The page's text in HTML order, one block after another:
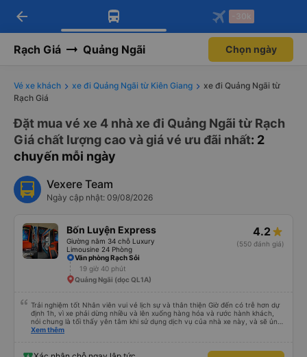
Tải app Vexere ngay!
Nhận ưu đãi thành viên độc
Mở app
Tải app Vexere
-30k/ghế khi đặt vé máy bay qua
Mở app
arrow_back -30k
Rạch Giá Quảng Ngãi Chọn ngày
Vé xe khách xe đi Quảng Ngãi từ Kiên Giang
xe đi Quảng Ngãi từ
Rạch Giá
Đặt mua vé xe 4 nhà xe đi Quảng Ngãi từ Rạch
Giá chất lượng cao và giá vé ưu đãi nhất: 2
chuyến mỗi ngày
Vexere Team
Ngày cập nhật: 09/08/2026
Bốn Luyện Express
Giường nằm 34 chỗ Luxury
Limousine 24 Phòng
4.2
(550 đánh giá)
Văn phòng Rạch Sỏi
19 giờ 40 phút
Quảng Ngãi (dọc QL1A)
Trải nghiệm tốt Nhân viên vui vẻ lịch sự và thân thiện Giờ đến có trễ hơn dự
định 1h, vì xe phải dừng nhiều và lên xuống hàng hóa và rước hành khách,
nói chung là tối thấy yên tâm khi sử dụng dịch vụ của nhà xe này, và sẽ ủng
hộ và giới thiệu cho người thân sử dụng dịch vụ của nhà xe này
Xem thêm